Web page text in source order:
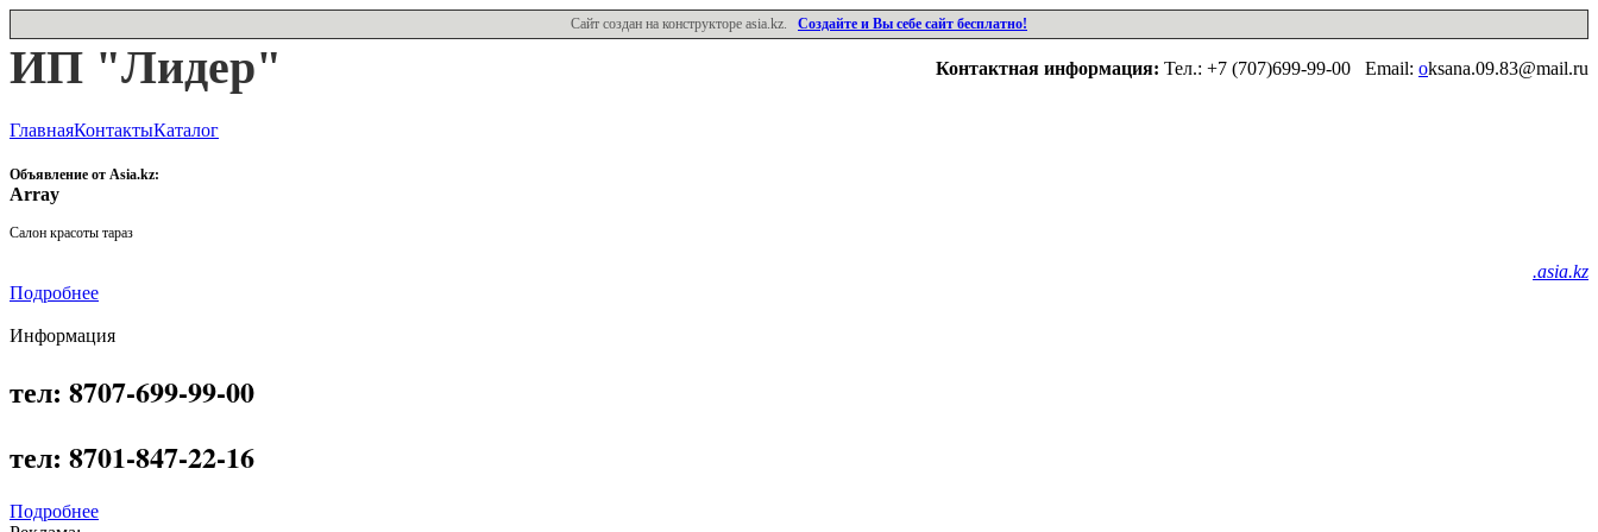
Сайт создан на конструкторе asia.kz. Создайте и Вы себе сайт бесплатно!
ИП "Лидер" Контактная информация: Тел.: +7 (707)699-99-00 Email: oksana.09.83@mail.ru
ГлавнаяКонтактыКаталог
Объявление от Asia.kz:
Array
Салон красоты тараз
.asia.kz
Подробнее
Информация
тел: 8707-699-99-00
тел: 8701-847-22-16
Подробнее